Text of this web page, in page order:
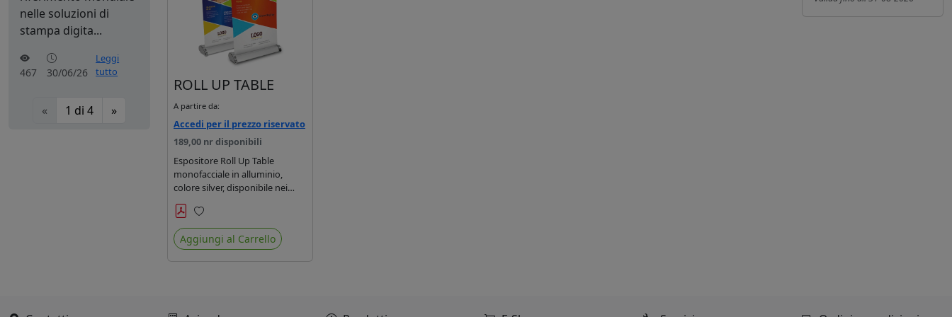
nelle soluzioni di
stampa digita...
467 30/06/26
Leggi
tutto
« 1 di 4 »
ROLL UP TABLE
A partire da:
Accedi per il prezzo riservato
189,00 nr disponibili
Espositore Roll Up Table
monofacciale in alluminio,
colore silver, disponibile nei
formati A3 e A4.
Preferiti
Aggiungi al Carrello